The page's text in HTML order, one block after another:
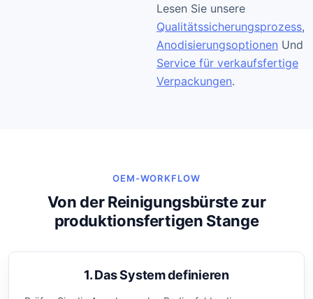
Lesen Sie unsere
Qualitätssicherungsprozess,
Anodisierungsoptionen Und
Service für verkaufsfertige
Verpackungen.
OEM-WORKFLOW
Von der Reinigungsbürste zur
produktionsfertigen Stange
1. Das System definieren